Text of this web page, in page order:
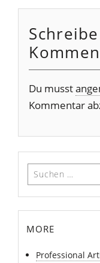
Du musst
Kommentar
Suchen
nach:
more
Professional